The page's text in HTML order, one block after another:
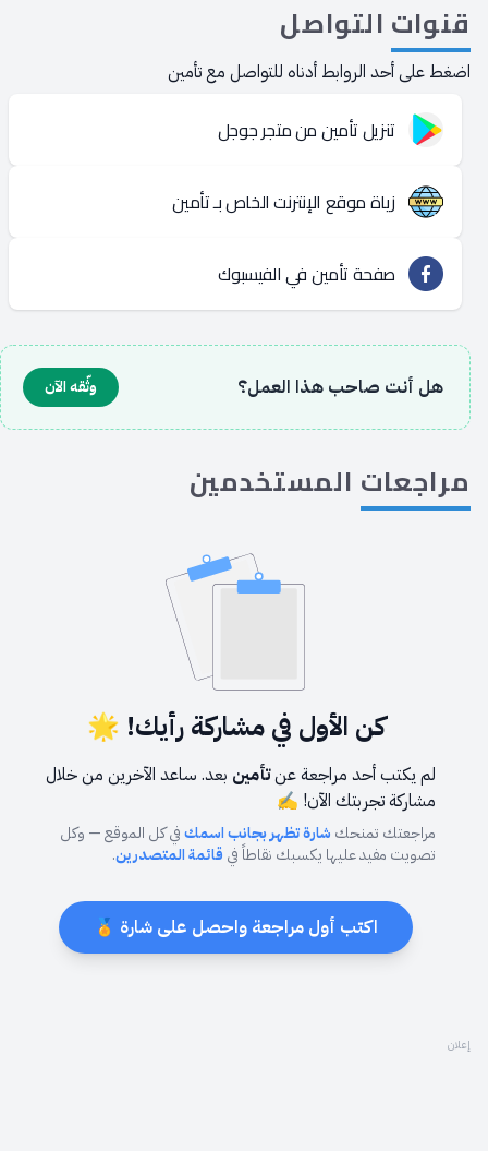
قنوات التواصل
اضغط على أحد الروابط أدناه للتواصل مع تأمين
تنزيل تأمين من متجر جوجل
زياة موقع الإنترنت الخاص بـ تأمين
صفحة تأمين في الفيسبوك
هل أنت صاحب هذا العمل؟ وثّقه الآن
مراجعات المستخدمين
كن الأول في مشاركة رأيك! 🌟
لم يكتب أحد مراجعة عنتأمين بعد. ساعد الآخرين من خلال
مشاركة تجربتك الآن! ✍️
مراجعتك تمنحك شارة تظهر بجانب اسمكفي كل الموقع — وكل
تصويت مفيد عليها يكسبك نقاطاً في قائمة المتصدرين.
اكتب أول مراجعة واحصل على شارة 🏅
إعلان